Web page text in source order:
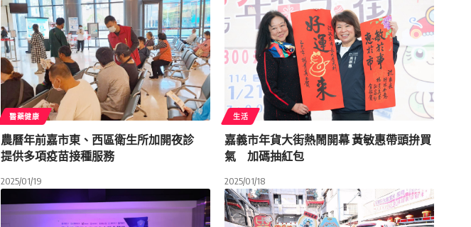
醫藥健康
農曆年前嘉市東、西區衛生所加開夜診
提供多項疫苗接種服務
2025/01/19
生活
嘉義市年貨大街熱鬧開幕 黃敏惠帶頭拚買
氣 加碼抽紅包
2025/01/18